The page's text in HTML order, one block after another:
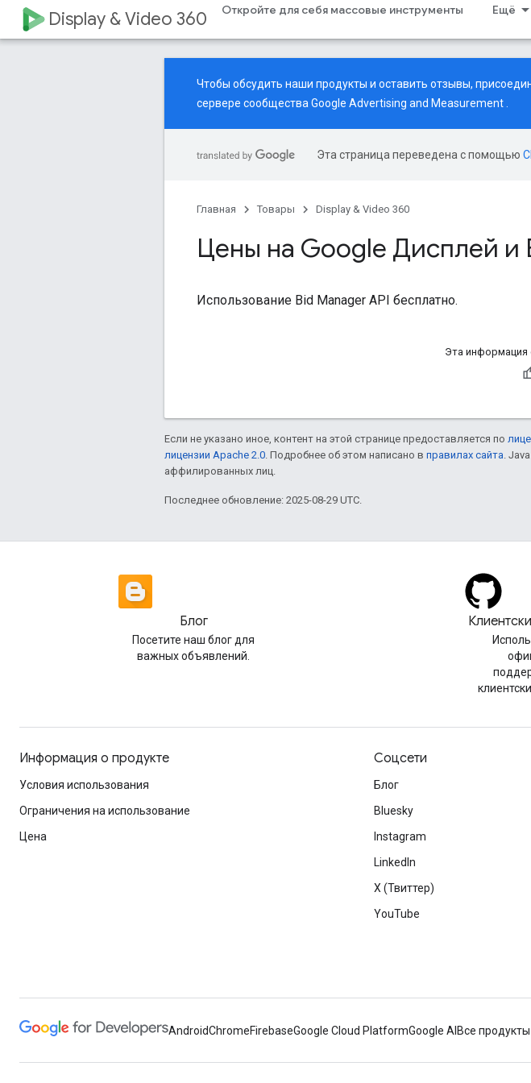
Display & Video 360 Откройте для себя массовые инструменты Ещё
Чтобы обсудить наши продукты и оставить отзывы,
сервере сообщества Google Advertising and Measurement
Эта страница переведена с помощью
Главная Товары Display & Video 360
Цены на Google Дисплей и
Использование Bid Manager API бесплатно.
Эта информация
Если не указано иное, контент на этой странице предоставляется по
лицензии Apache 2.0 . Подробнее об этом написано в правилах сайта .
аффилированных лиц.
Последнее обновление: 2025-08-29 UTC.
Блог
Посетите наш блог для
важных объявлений.
Информация о продукте
Условия использования
Ограничения на использование
Цена
Соцсети
Блог
Bluesky
Instagram
LinkedIn
X (Твиттер)
YouTube
AndroidChromeFirebaseGoogle Cloud PlatformGoogle AI Все продукты